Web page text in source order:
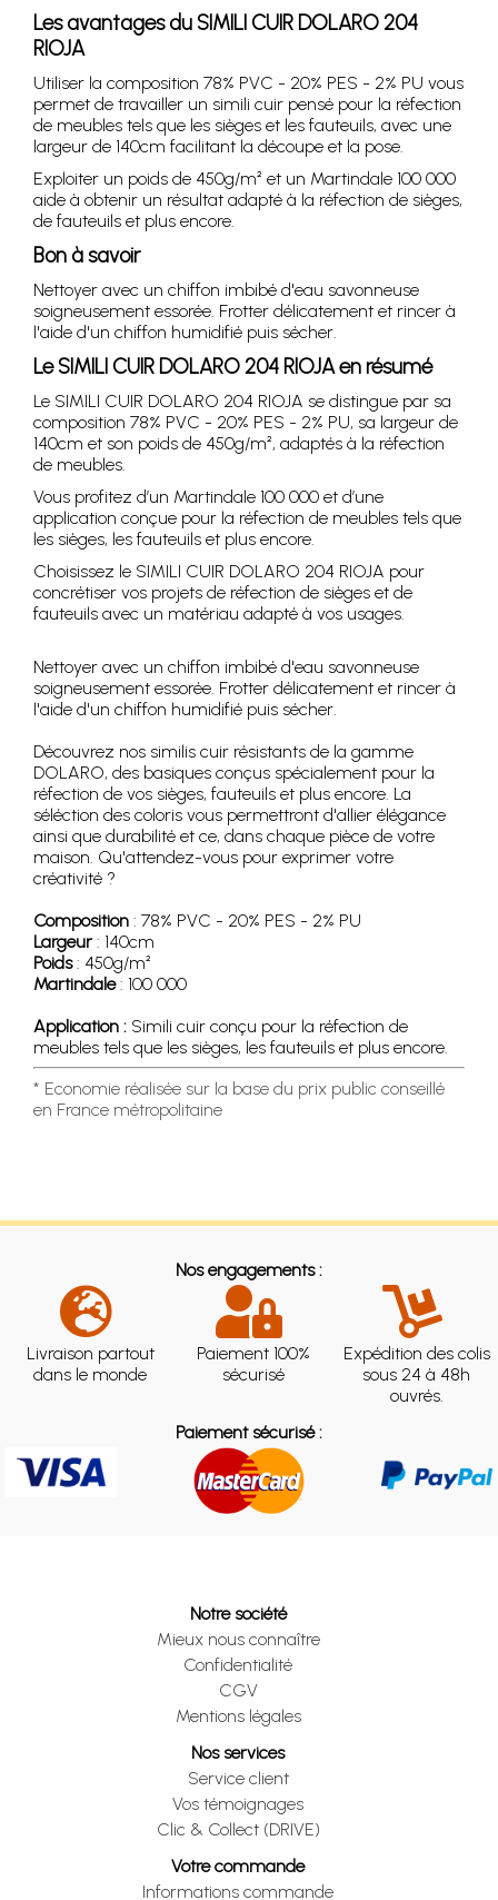
Les avantages du SIMILI CUIR DOLARO 204
RIOJA
Utiliser la composition 78% PVC - 20% PES - 2% PU vous
permet de travailler un simili cuir pensé pour la réfection
de meubles tels que les sièges et les fauteuils, avec une
largeur de 140cm facilitant la découpe et la pose.
Exploiter un poids de 450g/m² et un Martindale 100 000
aide à obtenir un résultat adapté à la réfection de sièges,
de fauteuils et plus encore.
Bon à savoir
Nettoyer avec un chiffon imbibé d'eau savonneuse
soigneusement essorée. Frotter délicatement et rincer à
l'aide d'un chiffon humidifié puis sécher.
Le SIMILI CUIR DOLARO 204 RIOJA en résumé
Le SIMILI CUIR DOLARO 204 RIOJA se distingue par sa
composition 78% PVC - 20% PES - 2% PU, sa largeur de
140cm et son poids de 450g/m², adaptés à la réfection
de meubles.
Vous profitez d’un Martindale 100 000 et d’une
application conçue pour la réfection de meubles tels que
les sièges, les fauteuils et plus encore.
Choisissez le SIMILI CUIR DOLARO 204 RIOJA pour
concrétiser vos projets de réfection de sièges et de
fauteuils avec un matériau adapté à vos usages.
Nettoyer avec un chiffon imbibé d'eau savonneuse
soigneusement essorée. Frotter délicatement et rincer à
l'aide d'un chiffon humidifié puis sécher.
Découvrez nos similis cuir résistants de la gamme
DOLARO, des basiques conçus spécialement pour la
réfection de vos sièges, fauteuils et plus encore. La
séléction des coloris vous permettront d'allier élégance
ainsi que durabilité et ce, dans chaque pièce de votre
maison. Qu'attendez-vous pour exprimer votre
créativité ?
Composition : 78% PVC - 20% PES - 2% PU
Largeur: 140cm
Poids: 450g/m²
Martindale: 100 000
Application : Simili cuir conçu pour la réfection de
meubles tels que les sièges, les fauteuils et plus encore.
* Economie réalisée sur la base du prix public conseillé
en France métropolitaine
Nos engagements :
Livraison partout
dans le monde
Paiement 100%
sécurisé
Expédition des colis
sous 24 à 48h
ouvrés.
Paiement sécurisé :
Notre société
Mieux nous connaître
Confidentialité
CGV
Mentions légales
Nos services
Service client
Vos témoignages
Clic & Collect (DRIVE)
Votre commande
Informations commande